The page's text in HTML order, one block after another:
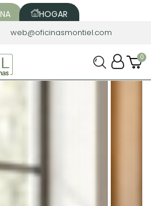
HOGAR
web@oficinasmontiel.com